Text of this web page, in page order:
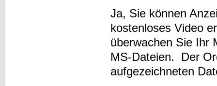
Ja, Sie können
kostenloses Video
überwachen Sie Ihr
MS-Dateien. Der
aufgezeichneten